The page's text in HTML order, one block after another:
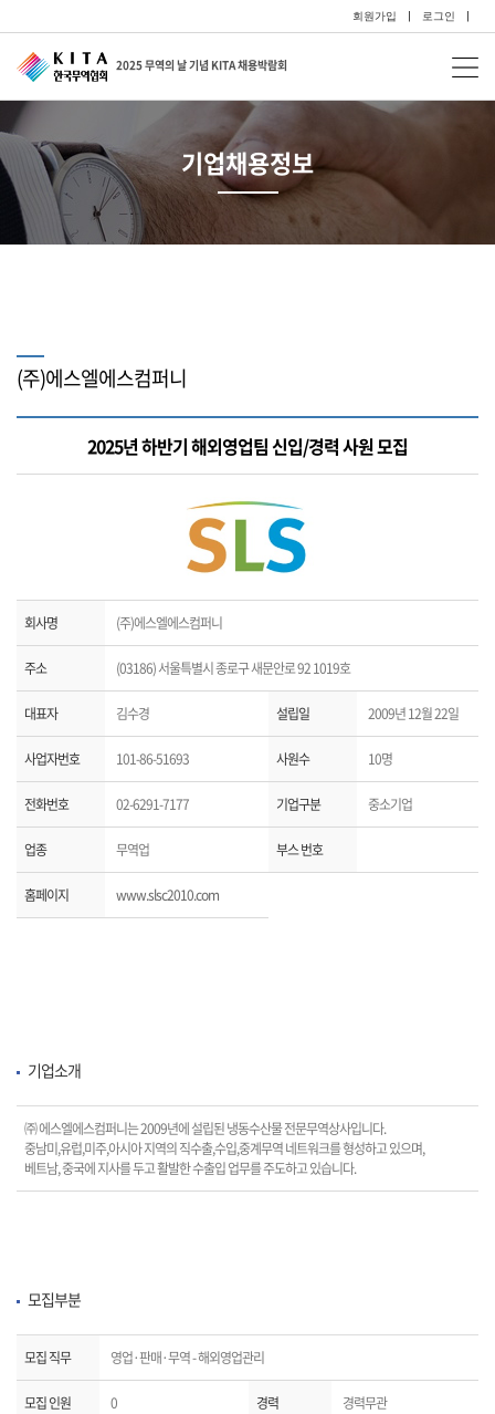
회원가입 로그인
2025 무역의 날 기념 KITA 채용박람회
기업채용정보
(주)에스엘에스컴퍼니
2025년 하반기 해외영업팀 신입/경력 사원 모집
회사명 (주)에스엘에스컴퍼니
주소 (03186) 서울특별시 종로구 새문안로 92 1019호
대표자 김수경 설립일 2009년 12월 22일
사업자번호 101-86-51693 사원수 10명
전화번호 02-6291-7177 기업구분 중소기업
업종 무역업 부스 번호
홈페이지 www.slsc2010.com
기업소개
㈜ 에스엘에스컴퍼니는 2009년에 설립된 냉동수산물 전문무역상사입니다.
중남미,유럽,미주,아시아 지역의 직수출,수입,중계무역 네트워크를 형성하고 있으며,
베트남, 중국에 지사를 두고 활발한 수출입 업무를 주도하고 있습니다.
모집부분
모집 직무 영업·판매·무역 - 해외영업관리
모집 인원 0 경력 경력무관